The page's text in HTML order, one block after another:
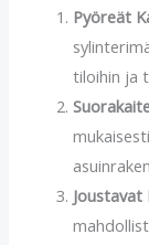
Pyöreät
tiloihin ja
Joustavat